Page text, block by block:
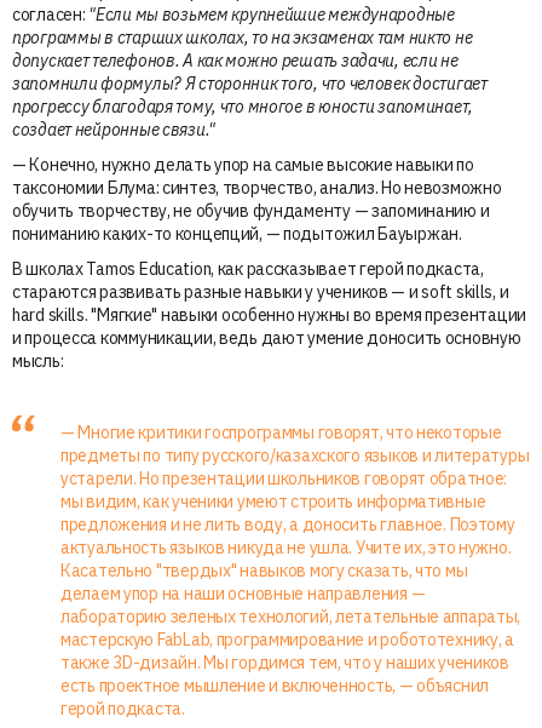
согласен: "Если мы возьмем крупнейшие международные
программы в старших школах, то на экзаменах там никто не
допускает телефонов. А как можно решать задачи, если не
запомнили формулы? Я сторонник того, что человек достигает
прогрессу благодаря тому, что многое в юности запоминает,
создает нейронные связи."
— Конечно, нужно делать упор на самые высокие навыки по
таксономии Блума: синтез, творчество, анализ. Но невозможно
обучить творчеству, не обучив фундаменту — запоминанию и
пониманию каких-то концепций, — подытожил Бауыржан.
В школах Tamos Education, как рассказывает герой подкаста,
стараются развивать разные навыки у учеников — и soft skills, и
hard skills. "Мягкие" навыки особенно нужны во время презентации
и процесса коммуникации, ведь дают умение доносить основную
мысль:
— Многие критики госпрограммы говорят, что некоторые
предметы по типу русского/казахского языков и литературы
устарели. Но презентации школьников говорят обратное:
мы видим, как ученики умеют строить информативные
предложения и не лить воду, а доносить главное. Поэтому
актуальность языков никуда не ушла. Учите их, это нужно.
Касательно "твердых" навыков могу сказать, что мы
делаем упор на наши основные направления —
лабораторию зеленых технологий, летательные аппараты,
мастерскую FabLab, программирование и робототехнику, а
также 3D-дизайн. Мы гордимся тем, что у наших учеников
есть проектное мышление и включенность, — объяснил
герой подкаста.